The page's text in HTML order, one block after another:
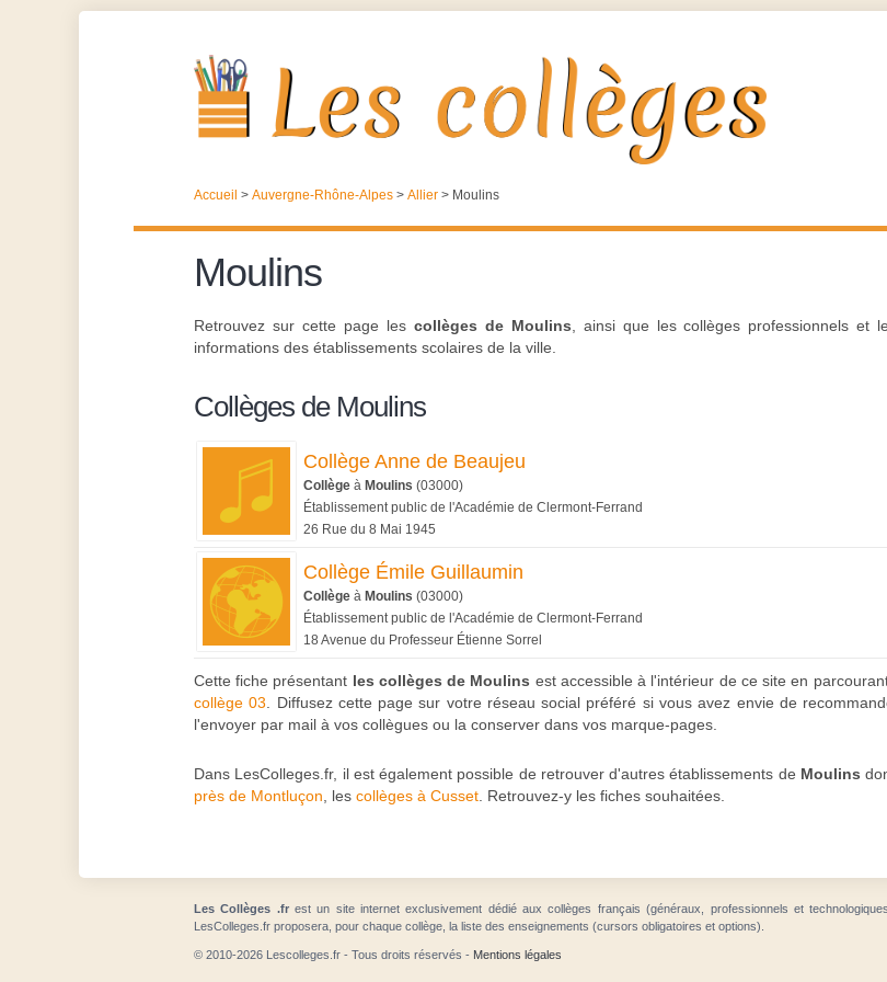
Accueil > Auvergne-Rhône-Alpes > Allier > Moulins
Moulins
Retrouvez sur cette page les collèges de Moulins , ainsi que les collèges professionnels et
informations des établissements scolaires de la ville.
Collèges de Moulins
Collège Anne de Beaujeu
Collège à Moulins (03000)
Établissement public de l'Académie de Clermont-Ferrand
26 Rue du 8 Mai 1945
Collège Émile Guillaumin
Collège à Moulins (03000)
Établissement public de l'Académie de Clermont-Ferrand
18 Avenue du Professeur Étienne Sorrel
Cette fiche présentant les collèges de Moulins est accessible à l'intérieur de ce site en
collège 03 . Diffusez cette page sur votre réseau social préféré si vous avez envie de
l'envoyer par mail à vos collègues ou la conserver dans vos marque-pages.
Dans LesColleges.fr, il est également possible de retrouver d'autres établissements de Moulins
près de Montluçon , les collèges à Cusset . Retrouvez-y les fiches souhaitées.
Les Collèges .frest un site internet exclusivement dédié aux collèges français (généraux, professionnels et
LesColleges.fr proposera, pour chaque collège, la liste des enseignements (cursors obligatoires et options).
© 2010-2026 Lescolleges.fr - Tous droits réservés - Mentions légales